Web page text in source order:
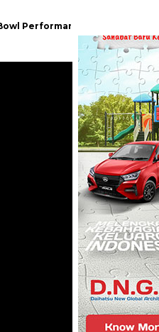
New Albums, Rising